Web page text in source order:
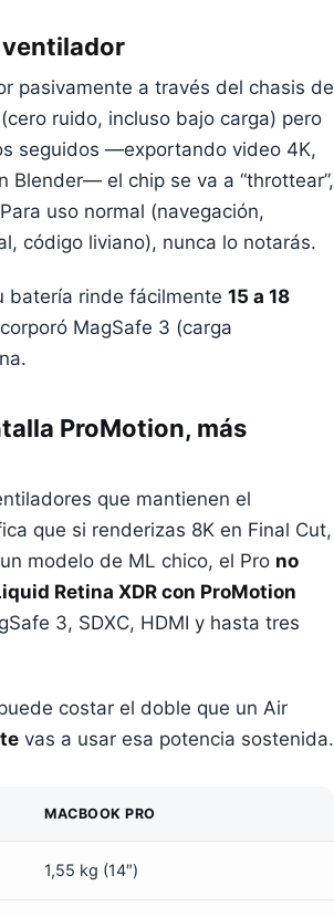
pasivamente a través del chasis de
ruido, incluso bajo carga) pero
seguidos —exportando video 4K,
Blender— el chip se va a “throttear”,
uso normal (navegación,
código liviano), nunca lo notarás.
batería rinde fácilmente 15 a 18
MagSafe 3 (carga
ProMotion, más
que mantienen el
que si renderizas 8K en Final Cut,
modelo de ML chico, el Pro no
Retina XDR con ProMotion
3, SDXC, HDMI y hasta tres
costar el doble que un Air
vas a usar esa potencia sostenida.
MACBOOK PRO
1,55 kg (14″)